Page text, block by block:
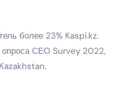
более 23% Kaspi.kz.
опроса СЕО Survey 2022,